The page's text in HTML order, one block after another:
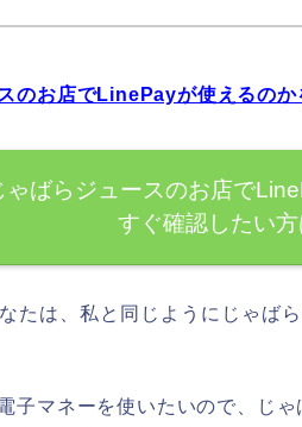
のお店でLinePayが使えるの
ゃばらジュースのお店で
すぐ確認したい
たは、私と同じようにじゃば
子マネーを使いたいので、じ